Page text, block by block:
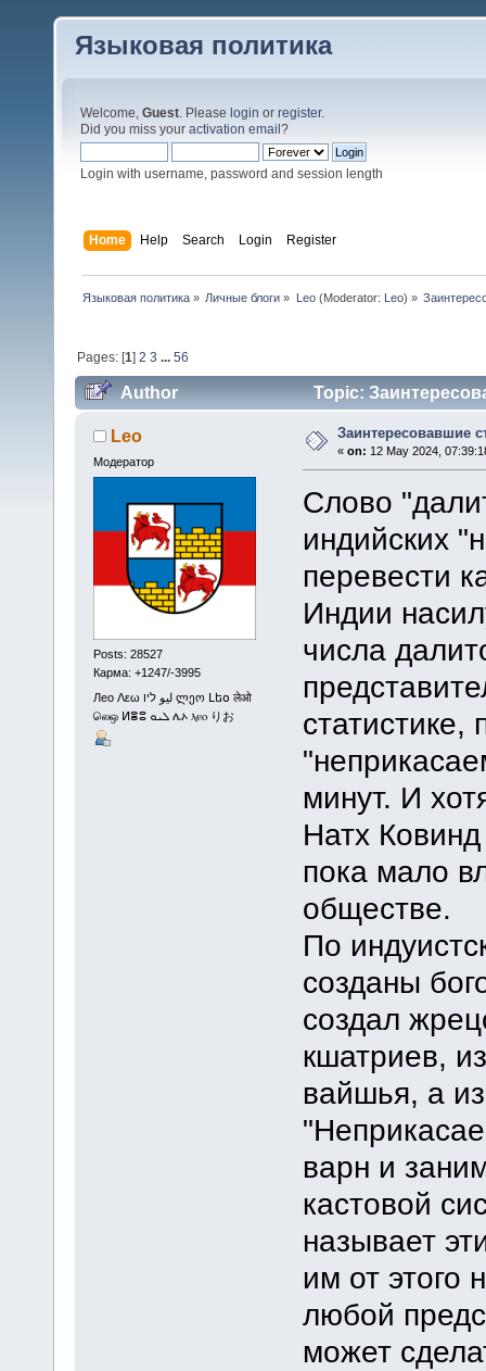
Языковая политика
Welcome, Guest. Please login or register.
Did you miss your activation email ?
Login with username, password and session length
Home Help Search Login Register
Языковая политика» Личные блоги » Leo(Moderator: Leo) »
Pages: [1]2 3 ...56
Author Topic:
Leo
Модератор
Posts: 28527
Карма: +1247/-3995
Лео Λεω ليو ליו ლეო Լեօ लेओ
லெஒ ⵍⴻⵓ ܠܝܘ ሌኦ ⲗⲉⲟ りお
Заинтересовавшие
«on: 12 May 2024,
Слово
индийских
перевести
Индии
числа
статистике,
минут. И
Натх
пока мало
обществе.
По
созданы
создал
кшатриев,
вайшья, а
варн и
кастовой
называет
им от этого
любой
может